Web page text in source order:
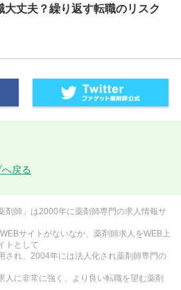
大丈夫？繰り返す転職のリスク
戻る
剤師」は2000年に薬剤師専門の求人情報サ
サイトがないなか、薬剤師求人をWEB上
トとして
され、2004年には法人化され薬剤師専門の
人に非常に強く、より良い転職を望む薬剤